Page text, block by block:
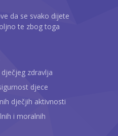
da se svako dijete
te zbog toga
zdravlja
djece
dječjih aktivnosti
i moralnih